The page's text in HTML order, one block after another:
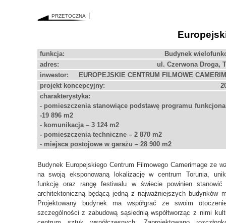
PRZETOCZNA
funkcja:
Budynek
ul. Czerwona Droga,
EUROPEJSKIE CENTRUM FILMOWE
- pomieszczenia stanowiące podstawę programu
-19 896 m2
- komunikacja – 3 124 m2
- pomieszczenia techniczne – 2 870 m2
- miejsca postojowe w garażu – 28 900 m2
Budynek Europejskiego Centrum Filmowego Camerimage ze
na swoją eksponowaną lokalizację w centrum Torunia,
funkcję oraz rangę festiwalu w świecie powinien stanowić
architektoniczną będącą jedną z najważniejszych budynków
Projektowany budynek ma współgrać ze swoim
szczególności z zabudową sąsiednią współtworząc z nimi